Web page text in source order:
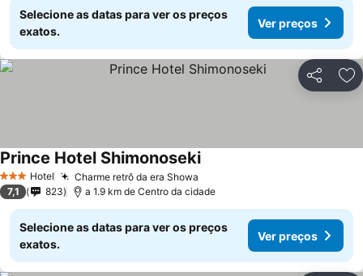
Selecione as datas para ver os preços
exatos.
Ver preços
Partilhar
3 EstrelasHotel Charme retrô da era Showa
Prince Hotel Shimonoseki
7,1 823 a 1.9 km de Centro da cidade
Selecione as datas para ver os preços
exatos.
Ver preços